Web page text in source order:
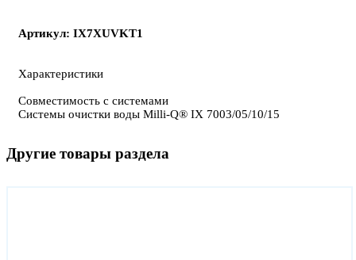
Артикул: IX7XUVKT1
Характеристики
Совместимость с системами
Системы очистки воды Milli-Q® IX 7003/05/10/15
Другие товары раздела